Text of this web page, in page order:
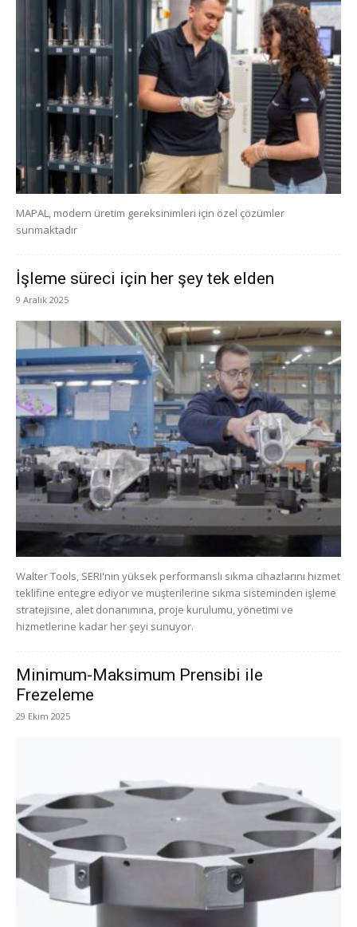
MAPAL, modern üretim gereksinimleri için özel çözümler
sunmaktadır
İşleme süreci için her şey tek elden
9 Aralık 2025
Walter Tools, SERI'nin yüksek performanslı sıkma cihazlarını hizmet
teklifine entegre ediyor ve müşterilerine sıkma sisteminden işleme
stratejisine, alet donanımına, proje kurulumu, yönetimi ve
hizmetlerine kadar her şeyi sunuyor.
Minimum-Maksimum Prensibi ile
Frezeleme
29 Ekim 2025